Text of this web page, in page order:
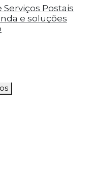
usados para
páginas que eles
da
Postais
e soluções